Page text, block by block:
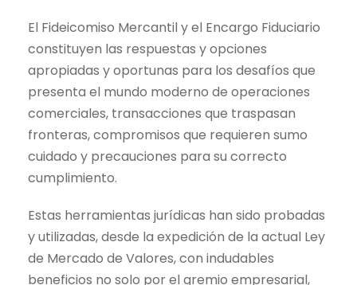
El Fideicomiso Mercantil y el Encargo Fiduciario
constituyen las respuestas y opciones
apropiadas y oportunas para los desafíos que
presenta el mundo moderno de operaciones
comerciales, transacciones que traspasan
fronteras, compromisos que requieren sumo
cuidado y precauciones para su correcto
cumplimiento.
Estas herramientas jurídicas han sido probadas
y utilizadas, desde la expedición de la actual Ley
de Mercado de Valores, con indudables
beneficios no solo por el gremio empresarial,